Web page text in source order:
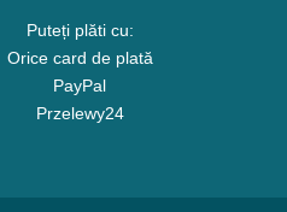
Puteți plăti cu:
Orice card de plată
PayPal
Przelewy24